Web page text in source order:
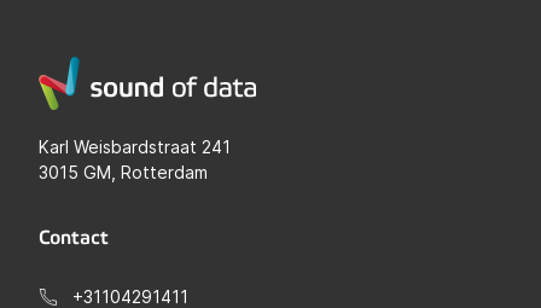
Karl Weisbardstraat 241
3015 GM, Rotterdam
Contact
+31104291411